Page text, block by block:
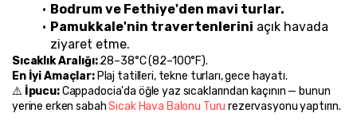
Bodrum ve Fethiye'den mavi turlar.
Pamukkale'nin travertenlerini açık havada
ziyaret etme.
Sıcaklık Aralığı: 28–38°C (82–100°F).
En İyi Amaçlar: Plaj tatilleri, tekne turları, gece hayatı.
⚠️ İpucu: Cappadocia'da öğle yaz sıcaklarından kaçının — bunun
yerine erken sabah Sıcak Hava Balonu Turu rezervasyonu yaptırın.